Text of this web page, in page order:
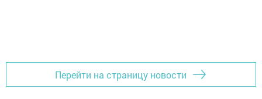
Перейти на страницу новости